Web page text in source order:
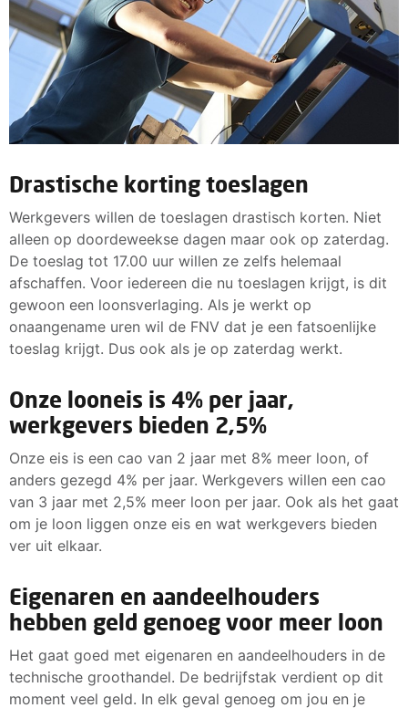
Drastische korting toeslagen
Werkgevers willen de toeslagen drastisch korten. Niet
alleen op doordeweekse dagen maar ook op zaterdag.
De toeslag tot 17.00 uur willen ze zelfs helemaal
afschaffen. Voor iedereen die nu toeslagen krijgt, is dit
gewoon een loonsverlaging. Als je werkt op
onaangename uren wil de FNV dat je een fatsoenlijke
toeslag krijgt. Dus ook als je op zaterdag werkt.
Onze looneis is 4% per jaar,
werkgevers bieden 2,5%
Onze eis is een cao van 2 jaar met 8% meer loon, of
anders gezegd 4% per jaar. Werkgevers willen een cao
van 3 jaar met 2,5% meer loon per jaar. Ook als het gaat
om je loon liggen onze eis en wat werkgevers bieden
ver uit elkaar.
Eigenaren en aandeelhouders
hebben geld genoeg voor meer loon
Het gaat goed met eigenaren en aandeelhouders in de
technische groothandel. De bedrijfstak verdient op dit
moment veel geld. In elk geval genoeg om jou en je